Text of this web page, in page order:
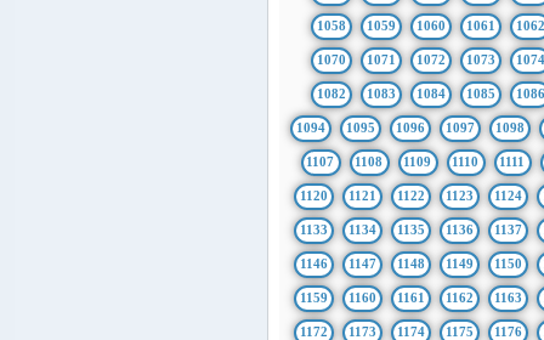
1058 1059 1060 1061 1062
1070 1071 1072 1073 1074
1082 1083 1084 1085 1086
1094 1095 1096 1097 1098
1107 1108 1109 1110 1111
1120 1121 1122 1123 1124
1133 1134 1135 1136 1137
1146 1147 1148 1149 1150
1159 1160 1161 1162 1163
1172 1173 1174 1175 1176